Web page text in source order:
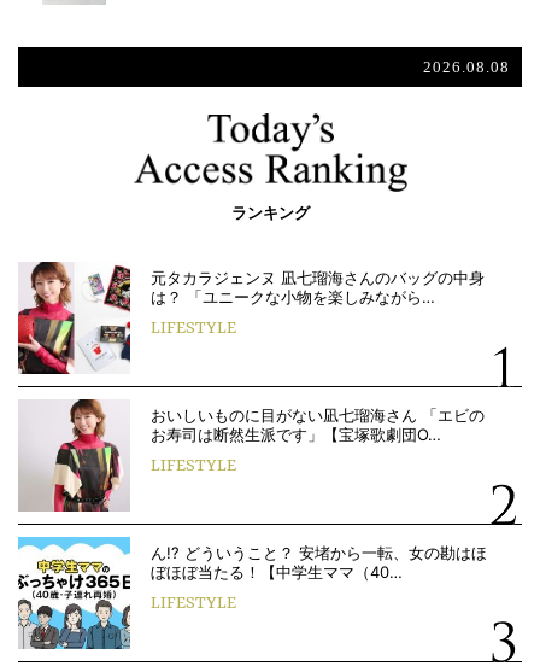
2026.08.08
ランキング
元タカラジェンヌ 凪七瑠海さんのバッグの中身
は？ 「ユニークな小物を楽しみながら…
LIFESTYLE
おいしいものに目がない凪七瑠海さん 「エビの
お寿司は断然生派です」【宝塚歌劇団O…
LIFESTYLE
ん!? どういうこと？ 安堵から一転、女の勘はほ
ぼほぼ当たる！【中学生ママ（40…
LIFESTYLE